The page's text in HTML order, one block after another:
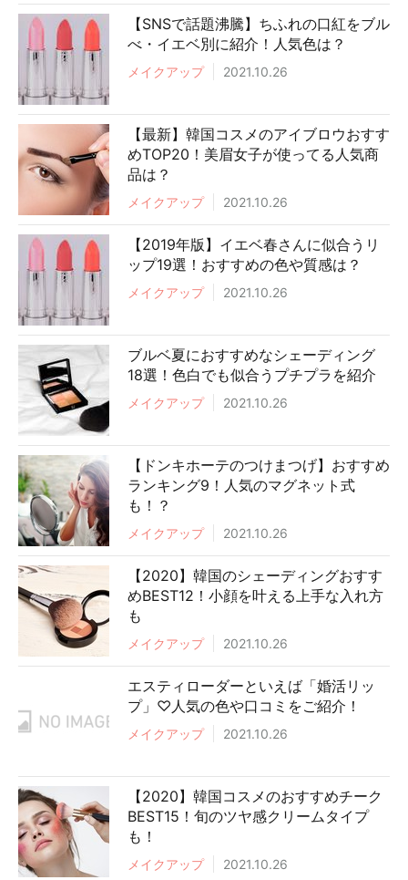
【SNSで話題沸騰】ちふれの口紅をブル
べ・イエベ別に紹介！人気色は？
メイクアップ 2021.10.26
【最新】韓国コスメのアイブロウおすす
めTOP20！美眉女子が使ってる人気商
品は？
メイクアップ 2021.10.26
【2019年版】イエベ春さんに似合うリ
ップ19選！おすすめの色や質感は？
メイクアップ 2021.10.26
ブルベ夏におすすめなシェーディング
18選！色白でも似合うプチプラを紹介
メイクアップ 2021.10.26
【ドンキホーテのつけまつげ】おすすめ
ランキング9！人気のマグネット式
も！？
メイクアップ 2021.10.26
【2020】韓国のシェーディングおすす
めBEST12！小顔を叶える上手な入れ方
も
メイクアップ 2021.10.26
エスティローダーといえば「婚活リッ
プ」♡人気の色や口コミをご紹介！
メイクアップ 2021.10.26
【2020】韓国コスメのおすすめチーク
BEST15！旬のツヤ感クリームタイプ
も！
メイクアップ 2021.10.26